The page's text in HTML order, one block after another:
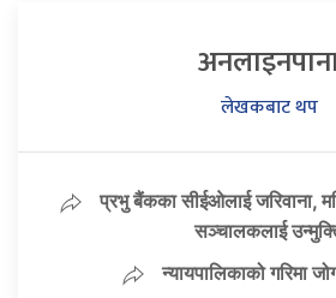
लेखकबाट थप
प्रभु बैंकका सीईओलाई जरिवाना,
सञ्चालकलाई
न्यायपालिकाको गरिमा